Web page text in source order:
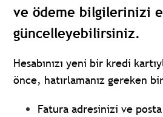
ve ödeme bilgilerinizi
güncelleyebilirsiniz.
Hesabınızı yeni bir kredi
önce, hatırlamanız gereken
Fatura adresinizi ve